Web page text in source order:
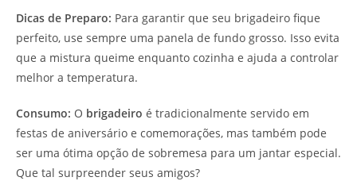
Dicas de Preparo: Para garantir que seu brigadeiro fique
perfeito, use sempre uma panela de fundo grosso. Isso evita
que a mistura queime enquanto cozinha e ajuda a controlar
melhor a temperatura.
Consumo: O brigadeiro é tradicionalmente servido em
festas de aniversário e comemorações, mas também pode
ser uma ótima opção de sobremesa para um jantar especial.
Que tal surpreender seus amigos?